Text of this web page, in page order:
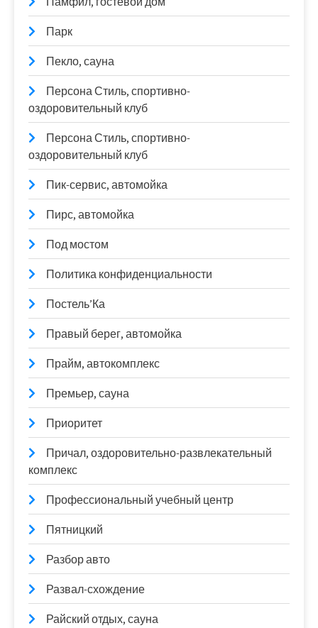
Парк
Пекло, сауна
Персона Стиль, спортивно-
оздоровительный клуб
Персона Стиль, спортивно-
оздоровительный клуб
Пик-сервис, автомойка
Пирс, автомойка
Под мостом
Политика конфиденциальности
Постель’Ка
Правый берег, автомойка
Прайм, автокомплекс
Премьер, сауна
Приоритет
Причал, оздоровительно-развлекательный
комплекс
Профессиональный учебный центр
Пятницкий
Разбор авто
Развал-схождение
Райский отдых, сауна